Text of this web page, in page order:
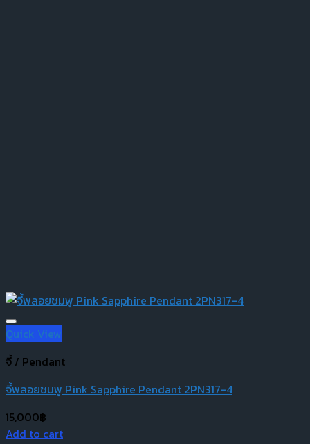
Quick View
จี้ / Pendant
จี้พลอยชมพู Pink Sapphire Pendant 2PN317-4
15,000฿
Add to cart